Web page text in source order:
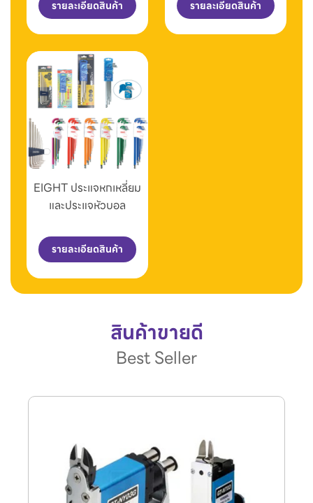
รายละเอียดสินค้า รายละเอียดสินค้า
EIGHT ประแจหกเหลี่ยม
และประแจหัวบอล
รายละเอียดสินค้า
สินค้าขายดี
Best Seller